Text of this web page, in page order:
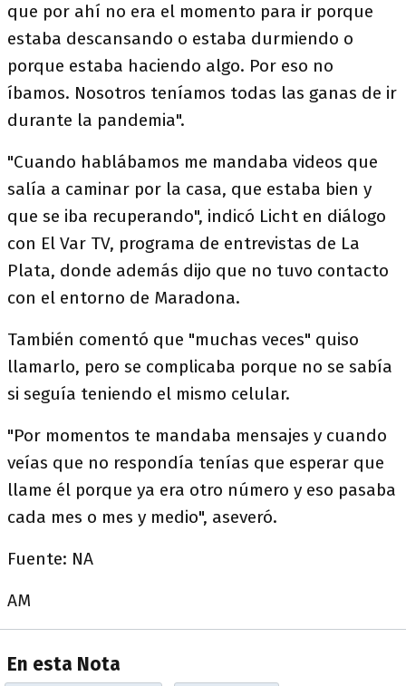
que por ahí no era el momento para ir porque
estaba descansando o estaba durmiendo o
porque estaba haciendo algo. Por eso no
íbamos. Nosotros teníamos todas las ganas de ir
durante la pandemia".
"Cuando hablábamos me mandaba videos que
salía a caminar por la casa, que estaba bien y
que se iba recuperando", indicó Licht en diálogo
con El Var TV, programa de entrevistas de La
Plata, donde además dijo que no tuvo contacto
con el entorno de Maradona.
También comentó que "muchas veces" quiso
llamarlo, pero se complicaba porque no se sabía
si seguía teniendo el mismo celular.
"Por momentos te mandaba mensajes y cuando
veías que no respondía tenías que esperar que
llame él porque ya era otro número y eso pasaba
cada mes o mes y medio", aseveró.
Fuente: NA
AM
En esta Nota